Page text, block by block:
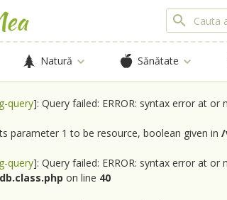
query]: Query failed: ERROR: syntax error at or
parameter 1 to be resource, boolean given in /
query]: Query failed: ERROR: syntax error at or
on line 40
Natură Sănătate